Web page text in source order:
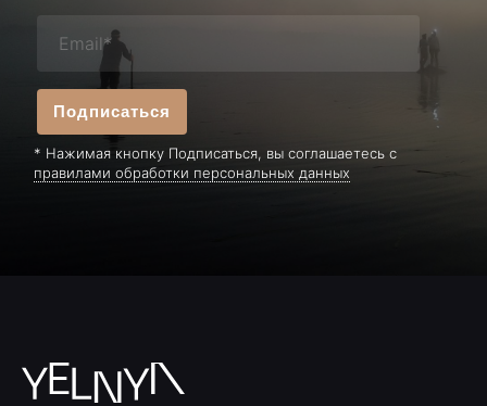
Подписаться
* Нажимая кнопку Подписаться, вы соглашаетесь с
правилами обработки персональных данных